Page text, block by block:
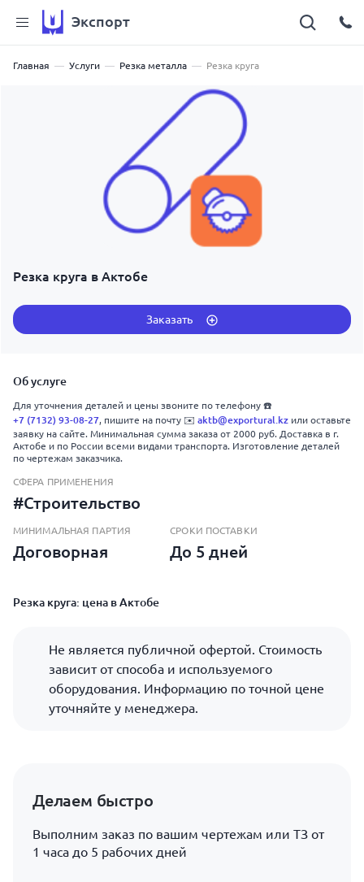
Экспорт
Главная Услуги Резка металла Резка круга
Резка круга в Актобе
Заказать
Об услуге
Для уточнения деталей и цены звоните по телефону ☎️
+7 (7132) 93-08-27, пишите на почту ✉️ aktb@exportural.kz или оставьте
заявку на сайте. Минимальная сумма заказа от 2000 руб. Доставка в г.
Актобе и по России всеми видами транспорта. Изготовление деталей
по чертежам заказчика.
СФЕРА ПРИМЕНЕНИЯ
#Строительство
МИНИМАЛЬНАЯ ПАРТИЯ
Договорная
СРОКИ ПОСТАВКИ
До 5 дней
Резка круга: цена в Актобе
Не является публичной офертой. Стоимость
зависит от способа и используемого
оборудования. Информацию по точной цене
уточняйте у менеджера.
Делаем быстро
Выполним заказ по вашим чертежам или ТЗ от
1 часа до 5 рабочих дней